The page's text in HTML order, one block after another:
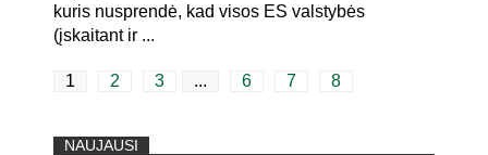
kuris nusprendė, kad visos ES valstybės
(įskaitant ir ...
1 2 3 ... 6 7 8
NAUJAUSI